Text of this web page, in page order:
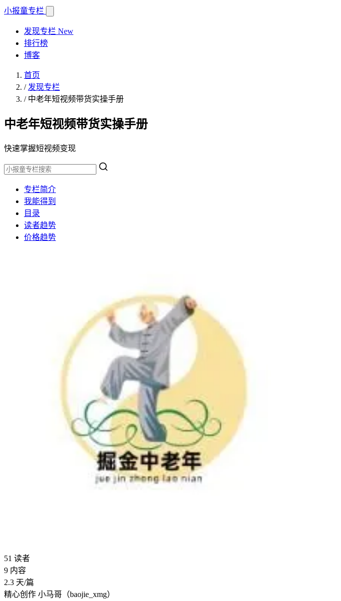
小报童专栏
发现专栏 New
排行榜
博客
首页
/ 发现专栏
/ 中老年短视频带货实操手册
中老年短视频带货实操手册
快速掌握短视频变现
专栏简介
我能得到
目录
读者趋势
价格趋势
51 读者
9 内容
2.3 天/篇
精心创作 小马哥（baojie_xmg）